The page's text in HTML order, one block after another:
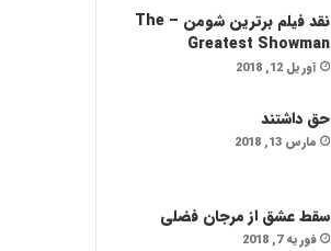
نقد فیلم برترین شومن – The
Greatest Showman
آوریل 12, 2018
حق داشتند
مارس 13, 2018
سقط عشق از مرجان فضلی
فوریه 7, 2018